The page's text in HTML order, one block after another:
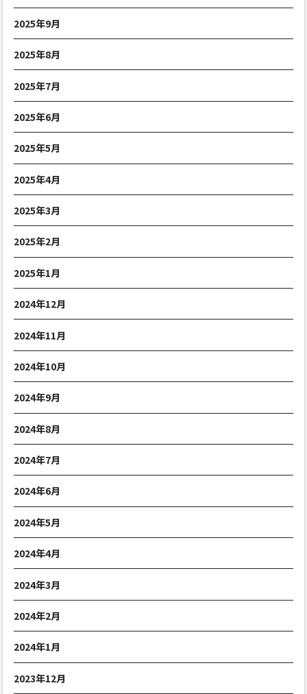
2025年9月
2025年8月
2025年7月
2025年6月
2025年5月
2025年4月
2025年3月
2025年2月
2025年1月
2024年12月
2024年11月
2024年10月
2024年9月
2024年8月
2024年7月
2024年6月
2024年5月
2024年4月
2024年3月
2024年2月
2024年1月
2023年12月